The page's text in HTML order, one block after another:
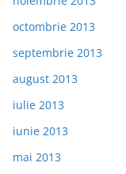
octombrie 2013
septembrie 2013
august 2013
iulie 2013
iunie 2013
mai 2013